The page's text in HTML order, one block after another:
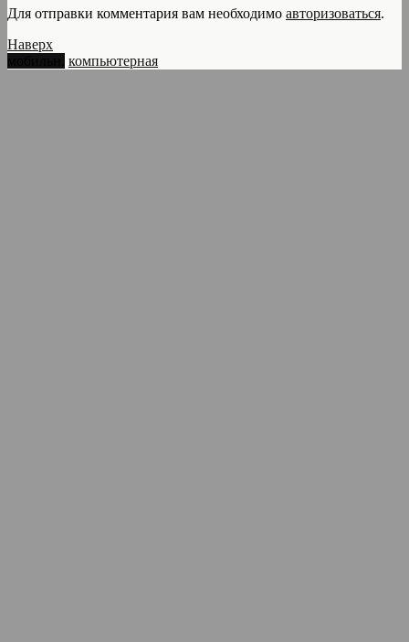
Для отправки комментария вам необходимо авторизоваться.
Наверх
компьютерная